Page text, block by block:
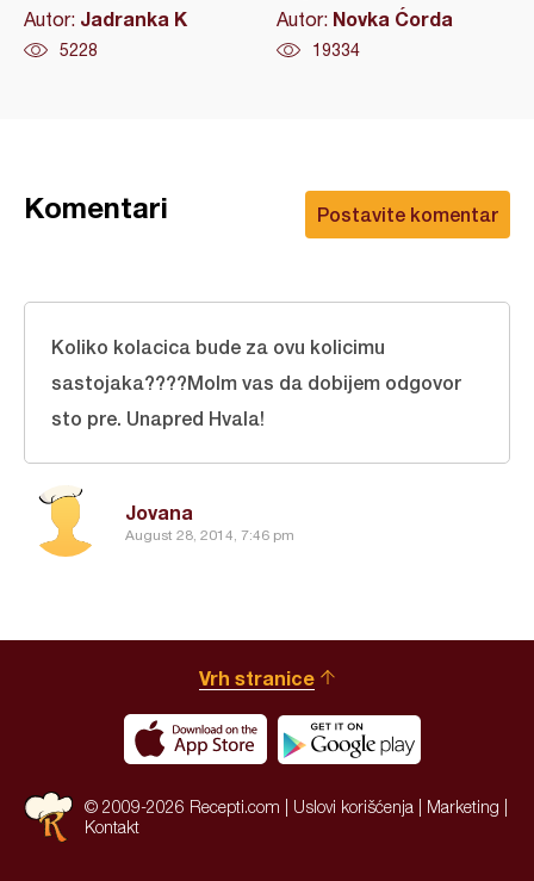
Autor: Jadranka K
5228
Autor: Novka Ćorda
19334
Postavite komentar
Komentari
Jovana
August 28, 2014, 7:46 pm
Koliko kolacica bude za ovu kolicimu
sastojaka????Molm vas da dobijem odgovor
sto pre. Unapred Hvala!
Vrh stranice
© 2009-2026 Recepti.com | Uslovi korišćenja Marketing
Kontakt